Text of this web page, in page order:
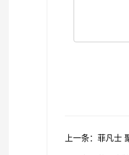
上一条：菲凡士